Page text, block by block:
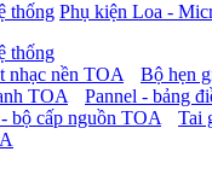
thống Phụ kiện Loa -
thống
nhạc nền TOA
Bộ hẹn
TOA
Pannel - bảng
bộ cấp nguồn TOA
Tai